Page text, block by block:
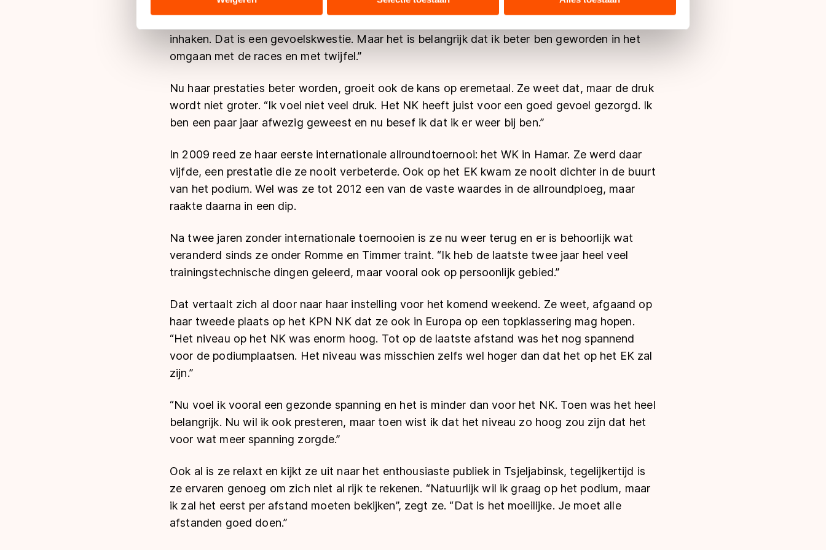
hun services. Sommige partners kunnen gegevens doorgeven aan landen buiten de EU, zoals de VS, waar mogelijk geen
adequaat beschermingsniveau geldt volgens de GDPR. Door op ‘Toestaan’ te klikken, stemt u in met deze overdracht.
Meer informatie vindt u in onscookiebeleid .
inhaken. Dat is een gevoelskwestie. Maar het is belangrijk dat ik beter ben geworden in het
omgaan met de races en met twijfel.”
Nu haar prestaties beter worden, groeit ook de kans op eremetaal. Ze weet dat, maar de druk
wordt niet groter. “Ik voel niet veel druk. Het NK heeft juist voor een goed gevoel gezorgd. Ik
ben een paar jaar afwezig geweest en nu besef ik dat ik er weer bij ben.”
In 2009 reed ze haar eerste internationale allroundtoernooi: het WK in Hamar. Ze werd daar
vijfde, een prestatie die ze nooit verbeterde. Ook op het EK kwam ze nooit dichter in de buurt
van het podium. Wel was ze tot 2012 een van de vaste waardes in de allroundploeg, maar
raakte daarna in een dip.
Na twee jaren zonder internationale toernooien is ze nu weer terug en er is behoorlijk wat
veranderd sinds ze onder Romme en Timmer traint. “Ik heb de laatste twee jaar heel veel
trainingstechnische dingen geleerd, maar vooral ook op persoonlijk gebied.”
Dat vertaalt zich al door naar haar instelling voor het komend weekend. Ze weet, afgaand op
haar tweede plaats op het KPN NK dat ze ook in Europa op een topklassering mag hopen.
“Het niveau op het NK was enorm hoog. Tot op de laatste afstand was het nog spannend
voor de podiumplaatsen. Het niveau was misschien zelfs wel hoger dan dat het op het EK zal
zijn.”
“Nu voel ik vooral een gezonde spanning en het is minder dan voor het NK. Toen was het heel
belangrijk. Nu wil ik ook presteren, maar toen wist ik dat het niveau zo hoog zou zijn dat het
voor wat meer spanning zorgde.”
Ook al is ze relaxt en kijkt ze uit naar het enthousiaste publiek in Tsjeljabinsk, tegelijkertijd is
ze ervaren genoeg om zich niet al rijk te rekenen. “Natuurlijk wil ik graag op het podium, maar
ik zal het eerst per afstand moeten bekijken”, zegt ze. “Dat is het moeilijke. Je moet alle
afstanden goed doen.”